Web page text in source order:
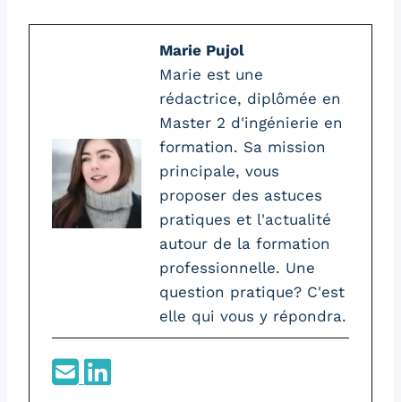
Marie Pujol
Marie est une
rédactrice, diplômée en
Master 2 d'ingénierie en
formation. Sa mission
principale, vous
proposer des astuces
pratiques et l'actualité
autour de la formation
professionnelle. Une
question pratique? C'est
elle qui vous y répondra.